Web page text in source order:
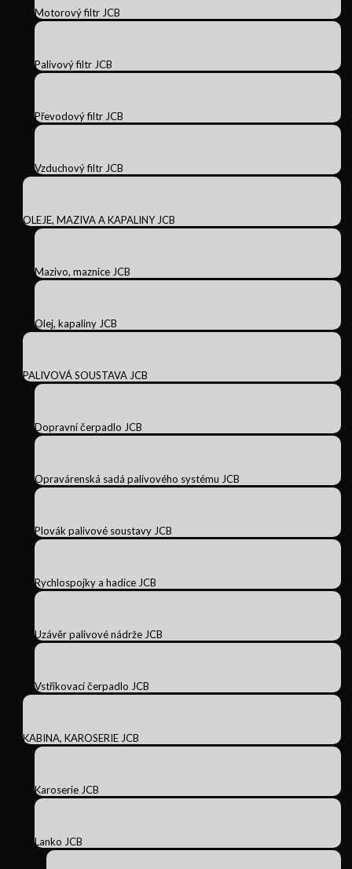
Motorový filtr JCB
Palivový filtr JCB
Převodový filtr JCB
Vzduchový filtr JCB
OLEJE, MAZIVA A KAPALINY JCB
Mazivo, maznice JCB
Olej, kapaliny JCB
PALIVOVÁ SOUSTAVA JCB
Dopravní čerpadlo JCB
Opravárenská sadá palivového systému JCB
Plovák palivové soustavy JCB
Rychlospojky a hadice JCB
Uzávěr palivové nádrže JCB
Vstřikovací čerpadlo JCB
KABINA, KAROSERIE JCB
Karoserie JCB
Lanko JCB